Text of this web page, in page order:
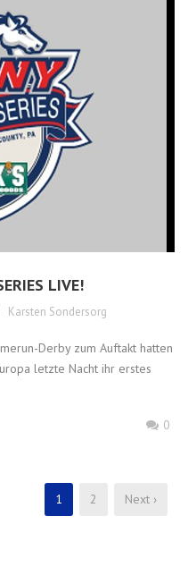
LIVE!
Karsten Sondersorg
Derby zum Auftakt hatten
letzte Nacht ihr erstes
0
1 2 Next ›